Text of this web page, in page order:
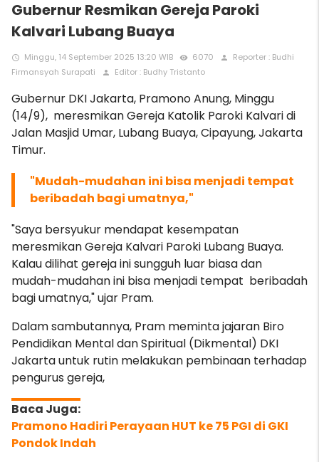
Gubernur Resmikan Gereja Paroki
Kalvari Lubang Buaya
access_time Minggu, 14 September 2025 13:20 WIB remove_red_eye 6070 person
Reporter : Budhi
Firmansyah Surapati
person Editor : Budhy Tristanto
Gubernur DKI Jakarta, Pramono Anung, Minggu
(14/9), meresmikan Gereja Katolik Paroki Kalvari di
Jalan Masjid Umar, Lubang Buaya, Cipayung, Jakarta
Timur.
"Mudah-mudahan ini bisa menjadi tempat
beribadah bagi umatnya,"
"Saya bersyukur mendapat kesempatan
meresmikan Gereja Kalvari Paroki Lubang Buaya.
Kalau dilihat gereja ini sungguh luar biasa dan
mudah-mudahan ini bisa menjadi tempat beribadah
bagi umatnya," ujar Pram.
Dalam sambutannya, Pram meminta jajaran Biro
Pendidikan Mental dan Spiritual (Dikmental) DKI
Jakarta untuk rutin melakukan pembinaan terhadap
pengurus gereja,
Pramono Hadiri Perayaan HUT ke 75 PGI di GKI
Pondok Indah